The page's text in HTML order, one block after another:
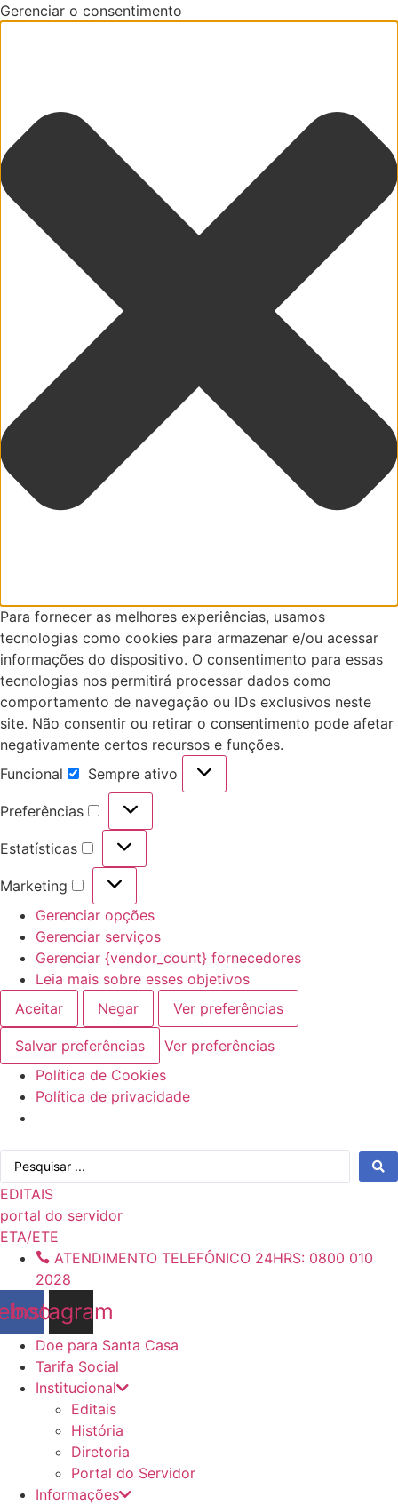
Gerenciar o consentimento
Para fornecer as melhores experiências, usamos
tecnologias como cookies para armazenar e/ou acessar
informações do dispositivo. O consentimento para essas
tecnologias nos permitirá processar dados como
comportamento de navegação ou IDs exclusivos neste
site. Não consentir ou retirar o consentimento pode afetar
negativamente certos recursos e funções.
Funcional
Funcional
Sempre ativo
Preferências
Preferências
Estatísticas
Estatísticas
Marketing
Marketing
Gerenciar opções
Gerenciar serviços
Gerenciar {vendor_count} fornecedores
Leia mais sobre esses objetivos
Aceitar
Negar Ver preferências
Salvar preferências
Ver preferências
Política de Cookies
Política de privacidade
para
o
conteúdo
Pesquisar
EDITAIS
portal do servidor
ETA/ETE
ATENDIMENTO TELEFÔNICO 24HRS: 0800 010
2028
Instagram
Doe para Santa Casa
Tarifa Social
Institucional
Editais
História
Diretoria
Portal do Servidor
Informações